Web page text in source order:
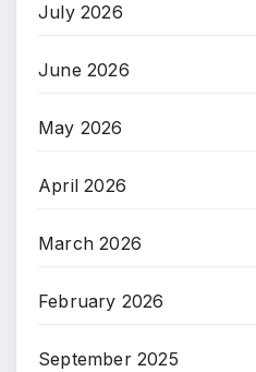
July 2026
June 2026
May 2026
April 2026
March 2026
February 2026
September 2025